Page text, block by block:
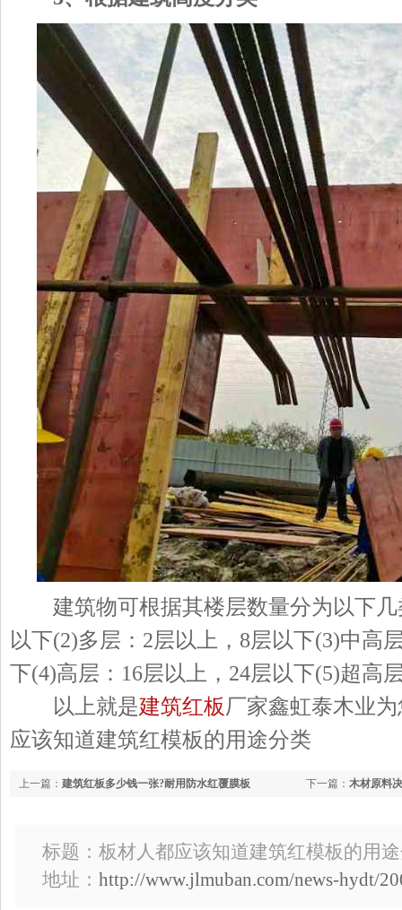
建筑物可根据其楼层数量分为以下几
以下(2)多层：2层以上，8层以下(3)中高
下(4)高层：16层以上，24层以下(5)超高
以上就是建筑红板厂家鑫虹泰木业
应该知道建筑红模板的用途分类
下一篇： 木材原料
上一篇： 建筑红板多少钱一张?耐用防水红覆膜板
标题：板材人都应该知道建筑红模板的用
地址： http://www.jlmuban.com/news-hydt/